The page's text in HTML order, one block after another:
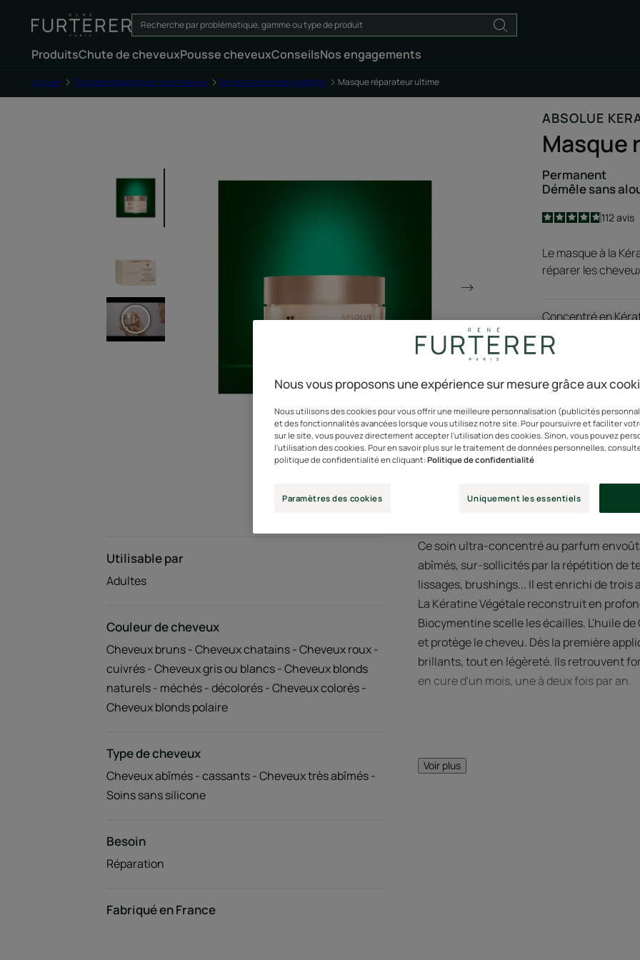
ProduitsChute de cheveuxPousse cheveuxConseilsNos engagements
Accueil Tous les produits pour vos cheveux Soins à la kératine végétale Masque réparateur ultime
ABSOLUE
Masque
Permanent
Démêle sans
4.8
/5
112avis
Le masque à la
réparer les
Concentré en
Actifs 100%
Tube
Pot
Pot
200ml
Utilisable par
Adultes
Couleur de cheveux
Cheveux bruns - Cheveux chatains - Cheveux roux -
cuivrés - Cheveux gris ou blancs - Cheveux blonds
naturels - méchés - décolorés - Cheveux colorés -
Cheveux blonds polaire
Type de cheveux
Cheveux abîmés - cassants - Cheveux très abîmés -
Soins sans silicone
Besoin
Réparation
Fabriqué en France
Ce soin ultra-concentré au parfum
abîmés, sur-sollicités par la répétition de
lissages, brushings... Il est enrichi de
La Kératine Végétale reconstruit en
Biocymentine scelle les écailles. L'huile
et protège le cheveu. Dès la première
brillants, tout en légèreté. Ils retrouvent
en cure d'un mois, une à deux fois par an.
Voir plus
Nous vous proposons une expérience sur mesure grâce aux
Nous utilisons des cookies pour vous offrir une meilleure personnalisation (publicités
et des fonctionnalités avancées lorsque vous utilisez notre site. Pour poursuivre et faciliter
sur le site, vous pouvez directement accepter l'utilisation des cookies. Sinon, vous pouvez
l'utilisation des cookies. Pour en savoir plus sur le traitement de données personnelles,
politique de confidentialité en cliquant:Politique de confidentialité
Paramètres des cookies Uniquement les essentiels